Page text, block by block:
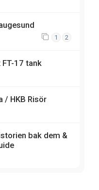
1 2
FT-17 tank
/ HKB Risör
bak dem &